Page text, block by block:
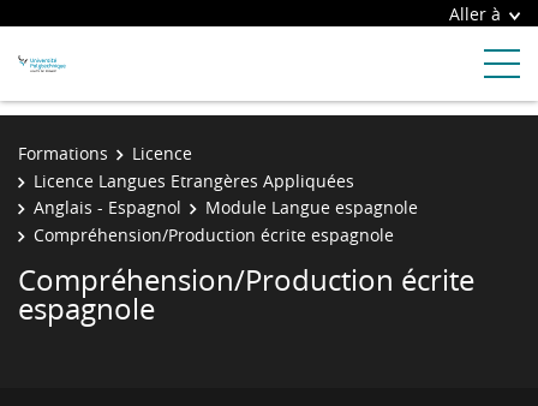
Aller à
Formations
Licence
Licence Langues Etrangères Appliquées
Anglais - Espagnol
Module Langue espagnole
Compréhension/Production écrite espagnole
Compréhension/Production écrite
espagnole